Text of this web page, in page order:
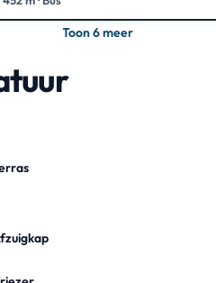
op de kaart
Toon 6 meer